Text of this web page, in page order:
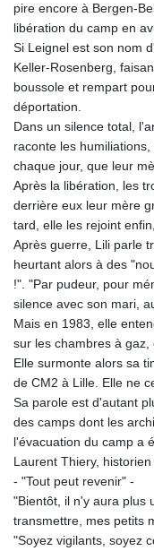
pire encore à Bergen-
libération du camp en
Si Leignel est son nom
Keller-Rosenberg,
boussole et rempart
déportation.
Dans un silence total,
raconte les
chaque jour, que leur
Après la libération, les
derrière eux leur mère
tard, elle les rejoint
Après guerre, Lili parle
heurtant alors à des
!". "Par pudeur, pour
silence avec son mari,
Mais en 1983, elle
sur les chambres à gaz,
Elle surmonte alors sa
de CM2 à Lille. Elle ne
Sa parole est d'autant
des camps dont les
l'évacuation du camp a
Laurent Thiery, historien
- "Tout peut revenir" -
"Bientôt, il n'y aura plus
transmettre, mes petits
"Soyez vigilants, soyez